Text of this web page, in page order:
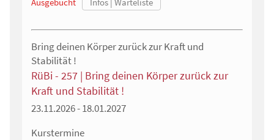
Bring deinen Körper zurück zur Kraft und
Stabilität !
RüBi - 257 | Bring deinen Körper zurück zur
Kraft und Stabilität !
23.11.2026 - 18.01.2027
Kurstermine